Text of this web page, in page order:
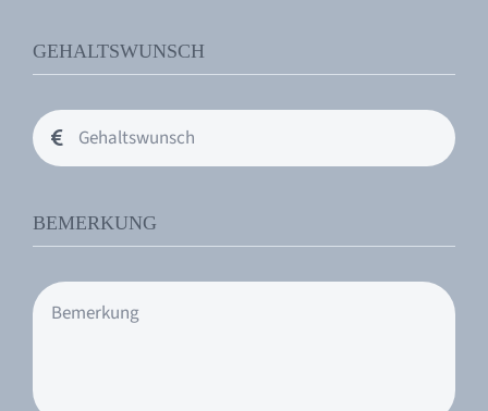
GEHALTSWUNSCH
BEMERKUNG